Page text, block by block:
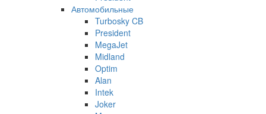
Автомобильные
Turbosky CB
President
MegaJet
Midland
Optim
Alan
Intek
Joker